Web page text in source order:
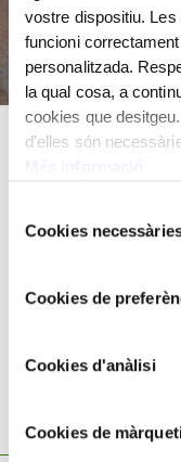
vostre dispositiu.
funcioni
personalitzada.
la qual cosa, a
cookies que
d'elles són
deCookies
Cookies de
Cookies d'anàlisi
Cookies de
Albert Plá Rubió,
TAMBÉ ET